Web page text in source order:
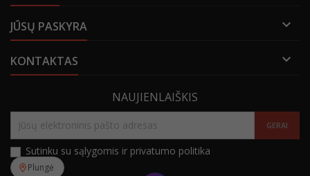
JŪSŲ PASKYRA 
KONTAKTAS 
NAUJIENLAIŠKIS
Sutinku su sąlygomis ir privatumo politika
Plungė